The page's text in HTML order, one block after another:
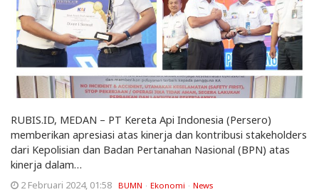
RUBIS.ID, MEDAN – PT Kereta Api Indonesia (Persero)
memberikan apresiasi atas kinerja dan kontribusi stakeholders
dari Kepolisian dan Badan Pertanahan Nasional (BPN) atas
kinerja dalam…
2 Februari 2024, 01:58 BUMN Ekonomi News